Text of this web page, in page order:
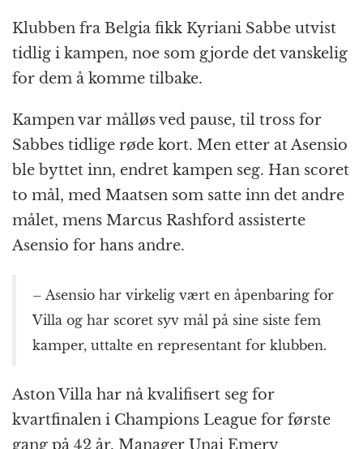
Klubben fra Belgia fikk Kyriani Sabbe utvist
tidlig i kampen, noe som gjorde det vanskelig
for dem å komme tilbake.
Kampen var målløs ved pause, til tross for
Sabbes tidlige røde kort. Men etter at Asensio
ble byttet inn, endret kampen seg. Han scoret
to mål, med Maatsen som satte inn det andre
målet, mens Marcus Rashford assisterte
Asensio for hans andre.
– Asensio har virkelig vært en åpenbaring for
Villa og har scoret syv mål på sine siste fem
kamper, uttalte en representant for klubben.
Aston Villa har nå kvalifisert seg for
kvartfinalen i Champions League for første
gang på 42 år. Manager Unai Emery